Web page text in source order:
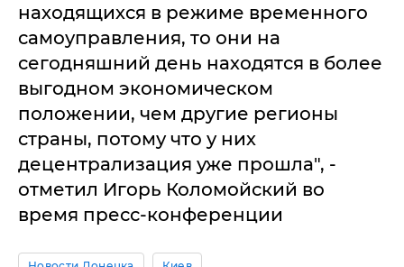
находящихся в режиме временного
самоуправления, то они на
сегодняшний день находятся в более
выгодном экономическом
положении, чем другие регионы
страны, потому что у них
децентрализация уже прошла", -
отметил Игорь Коломойский во
время пресс-конференции